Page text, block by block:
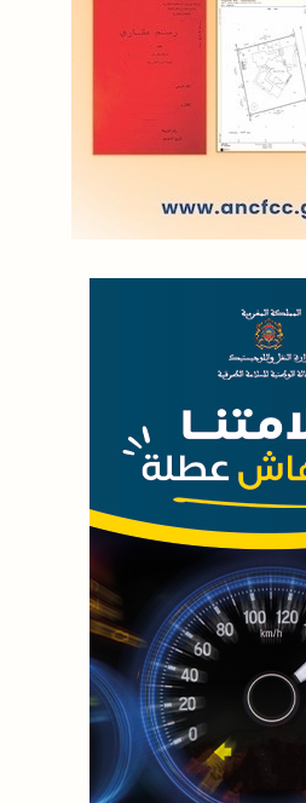
LODJ
WEB RADIO
Copyright © 2022 Groupe
Ce site utilise Google Analytics. En
autorisez à déposer un cookie à
Plan du site|